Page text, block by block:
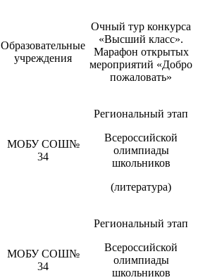
Образовательные
учреждения
Очный тур конкурса
«Высший класс».
Марафон открытых
мероприятий «Добро
пожаловать»
МОБУ СОШ№
34
Региональный этап
Всероссийской
олимпиады
школьников
(литература)
МОБУ СОШ№
34
Региональный этап
Всероссийской
олимпиады
школьников